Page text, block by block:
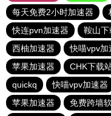
每天免费2小时加速器
快连pvn加速器
鞍山下
西柚加速器
快喵vpv加
苹果加速器
CHK下载
quickq
快喵vpv加速器
苹果加速器
免费跨墙